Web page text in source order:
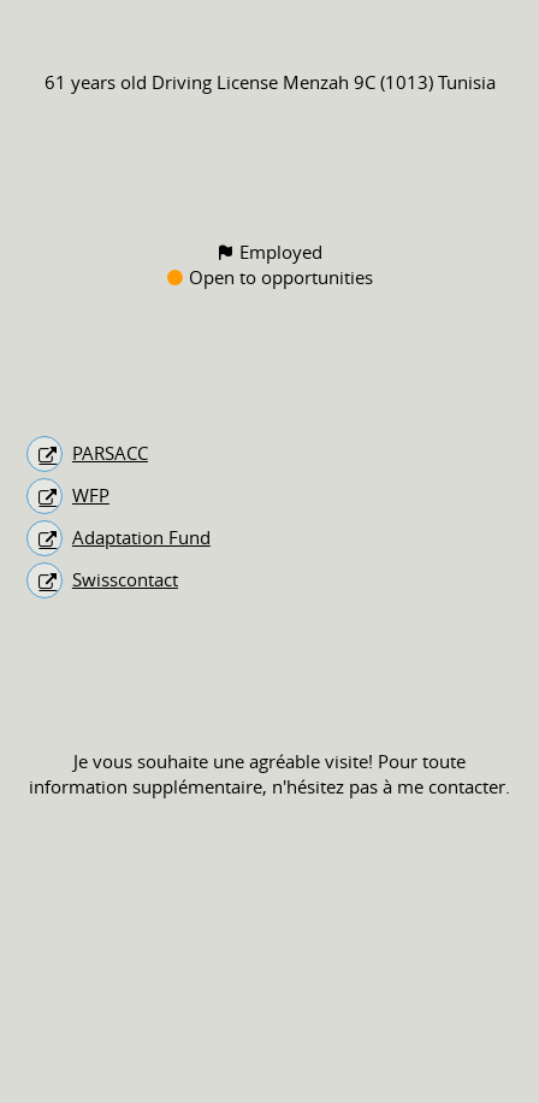
61 years old Driving License Menzah 9C (1013) Tunisia
Employed
Open to opportunities
PARSACC
WFP
Adaptation Fund
Swisscontact
Je vous souhaite une agréable visite! Pour toute
information supplémentaire, n'hésitez pas à me contacter.